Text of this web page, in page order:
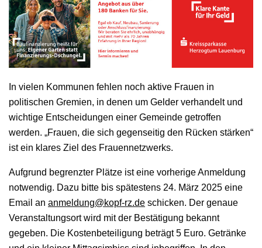
In vielen Kommunen fehlen noch aktive Frauen in
politischen Gremien, in denen um Gelder verhandelt und
wichtige Entscheidungen einer Gemeinde getroffen
werden. „Frauen, die sich gegenseitig den Rücken stärken“
ist ein klares Ziel des Frauennetzwerks.
Aufgrund begrenzter Plätze ist eine vorherige Anmeldung
notwendig. Dazu bitte bis spätestens 24. März 2025 eine
Email an anmeldung@kopf-rz.de schicken. Der genaue
Veranstaltungsort wird mit der Bestätigung bekannt
gegeben. Die Kostenbeteiligung beträgt 5 Euro. Getränke